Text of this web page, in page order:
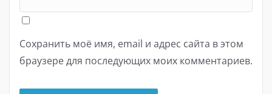
Сохранить моё имя, email и адрес сайта в этом
браузере для последующих моих комментариев.